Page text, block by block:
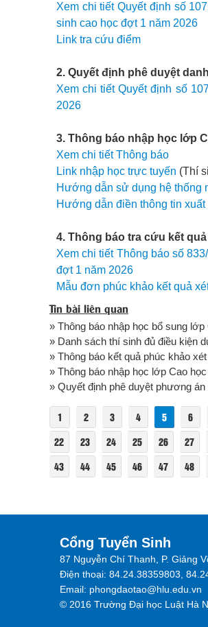
Xem chi tiết Quyết định số
sinh cao học đợt 1 năm 2026
Link tra cứu điểm
2. Quyết định phê duyệt
Xem chi tiết Quyết định số
2026
3. Thông báo nhập học lớp
Xem chi tiết Thông báo
Link nhập học trực tuyến (Thí
Hướng dẫn sử dụng hệ thống
Hướng dẫn điền thông tin
4. Thông báo tra cứu kết
Xem chi tiết Thông báo số
đợt 1 năm 2026
Mẫu đơn phúc khảo kết quả
Tin bài liên quan
» Thông báo nhập học bổ sung
» Danh sách thí sinh đủ điều kiện
» Thông báo kết quả phúc khảo
» Thông báo nhập học lớp Cao
» Quyết định phê duyệt phương
1 2 3 4 5 6
22
23 24 25 26 27
43
44 45 46 47 48
Cổng Tuyển Sinh
87 Nguyễn Chí Thanh, P. Giảng
Điện thoại: 84.24.38359803,
Email: phongdaotao@hlu.edu.vn
© 2016 Trường Đại học Luật Hà